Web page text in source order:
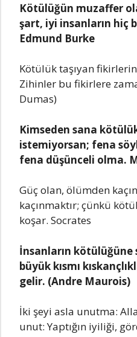
Kötülüğün muzaffer
şart, iyi insanların hiç
Edmund Burke
Kötülük taşıyan
Zihinler bu fikirlere
Dumas)
Kimseden sana
istemiyorsan; fena
fena düşünceli olma.
Güç olan, ölümden
kaçınmaktır; çünkü
koşar. Socrates
İnsanların
büyük kısmı
gelir. (Andre Maurois)
İki şeyi asla unutma:
unut: Yaptığın iyiliği,